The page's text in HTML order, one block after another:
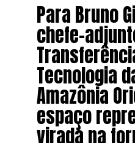
Para Bruno
chefe-
Tecnologia
Amazônia
espaço
virada na